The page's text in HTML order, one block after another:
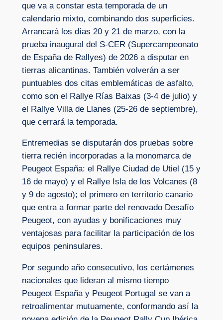
que va a constar esta temporada de un
calendario mixto, combinando dos superficies.
Arrancará los días 20 y 21 de marzo, con la
prueba inaugural del S-CER (Supercampeonato
de España de Rallyes) de 2026 a disputar en
tierras alicantinas. También volverán a ser
puntuables dos citas emblemáticas de asfalto,
como son el Rallye Rías Baixas (3-4 de julio) y
el Rallye Villa de Llanes (25-26 de septiembre),
que cerrará la temporada.
Entremedias se disputarán dos pruebas sobre
tierra recién incorporadas a la monomarca de
Peugeot España: el Rallye Ciudad de Utiel (15 y
16 de mayo) y el Rallye Isla de los Volcanes (8
y 9 de agosto); el primero en territorio canario
que entra a formar parte del renovado Desafío
Peugeot, con ayudas y bonificaciones muy
ventajosas para facilitar la participación de los
equipos peninsulares.
Por segundo año consecutivo, los certámenes
nacionales que lideran al mismo tiempo
Peugeot España y Peugeot Portugal se van a
retroalimentar mutuamente, conformando así la